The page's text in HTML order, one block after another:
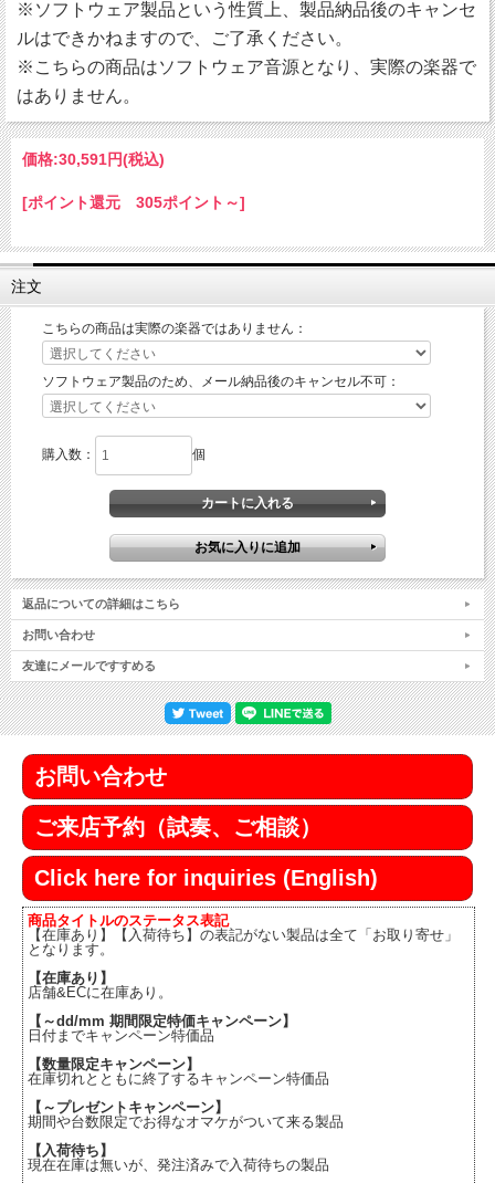
※ソフトウェア製品という性質上、製品納品後のキャンセ
ルはできかねますので、ご了承ください。
※こちらの商品はソフトウェア音源となり、実際の楽器で
はありません。
価格:30,591円(税込)
[ポイント還元 305ポイント～]
注文
こちらの商品は実際の楽器ではありません：
ソフトウェア製品のため、メール納品後のキャンセル不可：
購入数： 個
返品についての詳細はこちら
お問い合わせ
友達にメールですすめる
お問い合わせ
ご来店予約（試奏、ご相談）
Click here for inquiries (English)
商品タイトルのステータス表記
【在庫あり】【入荷待ち】の表記がない製品は全て「お取り寄せ」
となります。
【在庫あり】
店舗&ECに在庫あり。
【～dd/mm 期間限定特価キャンペーン】
日付までキャンペーン特価品
【数量限定キャンペーン】
在庫切れとともに終了するキャンペーン特価品
【～プレゼントキャンペーン】
期間や台数限定でお得なオマケがついて来る製品
【入荷待ち】
現在在庫は無いが、発注済みで入荷待ちの製品